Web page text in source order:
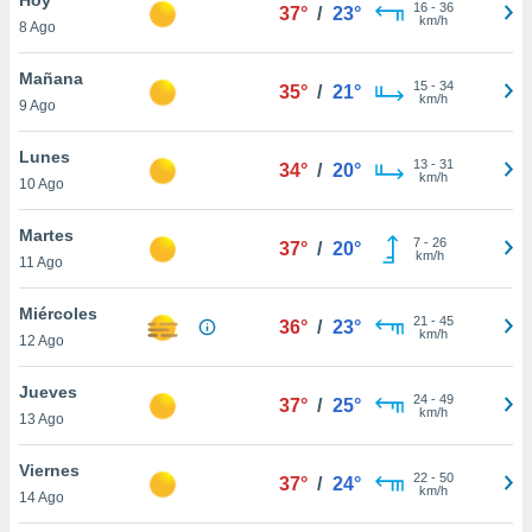
y
en
más
de
8 Ago
37° / 23° 16- 36
km/h
Mañana
9 Ago
35° / 21° 15- 34
km/h
Lunes
10 Ago
34° / 20° 13- 31
km/h
Martes
11 Ago
37° / 20° 7- 26
km/h
Miércoles
12 Ago
36° / 23° 21 - 45
km/h
Jueves
13 Ago
37° / 25° 24- 49
km/h
Viernes
14 Ago
37° / 24° 22- 50
km/h